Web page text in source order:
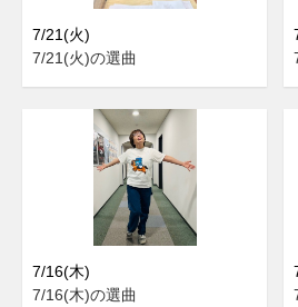
7/21(火)
7/21(火)の選曲
7/16(木)
7/16(木)の選曲